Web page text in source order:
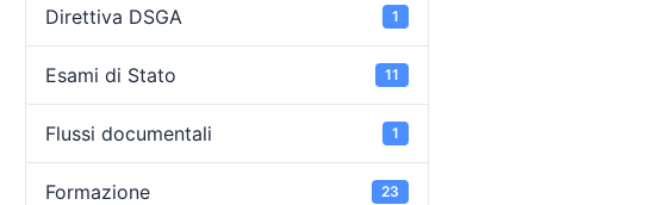
Direttiva DSGA 1
Esami di Stato 11
Flussi documentali 1
Formazione 23